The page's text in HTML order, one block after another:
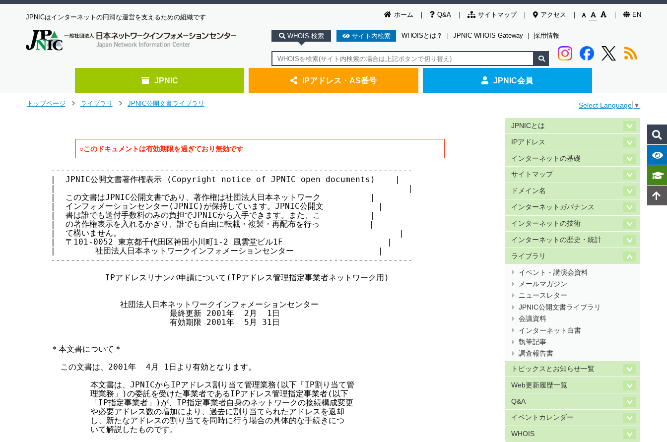
ホーム Q&A サイトマップ アクセス EN
JPNICはインターネットの円滑な運営を支えるための組織です
WHOIS 検索 サイト内検索 WHOISとは？ ｜ JPNIC WHOIS Gateway ｜ 採用情報
JPNIC IPアドレス・AS番号 JPNIC会員
トップページ
ライブラリ
JPNIC公開文書ライブラリ Select Language ▼
○このドキュメントは有効期限を過ぎており無効です
-------------------------------------------------------------------------
|  JPNIC公開文書著作権表示 (Copyright notice of JPNIC open documents)    |
|                                                                       |
|  この文書はJPNIC公開文書であり、著作権は社団法人日本ネットワーク          |
|  インフォメーションセンター(JPNIC)が保持しています。JPNIC公開文           |
|  書は誰でも送付手数料のみの負担でJPNICから入手できます。また、こ          |
|  の著作権表示を入れるかぎり、誰でも自由に転載・複製・再配布を行っ          |
|  て構いません。                                                        |
|  〒101-0052 東京都千代田区神田小川町1-2 風雲堂ビル1F                     |
|        社団法人日本ネットワークインフォメーションセンター                 |
-------------------------------------------------------------------------
           IPアドレスリナンバ申請について(IPアドレス管理指定事業者ネットワーク用)
              社団法人日本ネットワークインフォメーションセンター
                        最終更新 2001年  2月  1日
                        有効期限 2001年  5月 31日
＊本文書について＊
  この文書は、2001年  4月 1日より有効となります。
        本文書は、JPNICからIPアドレス割り当て管理業務(以下「IP割り当て管
        理業務」)の委託を受けた事業者であるIPアドレス管理指定事業者(以下
        「IP指定事業者」)が、IP指定事業者自身のネットワークの接続構成変更
        や必要アドレス数の増加により、過去に割り当てられたアドレスを返却
        し、新たなアドレスの割り当てを同時に行う場合の具体的な手続きにつ
        いて解説したものです。
JPNICとは
IPアドレス
インターネットの基礎
サイトマップ
ドメイン名
インターネットガバナンス
インターネットの技術
インターネットの歴史・統計
ライブラリ
イベント・講演会資料
メールマガジン
ニュースレター
JPNIC公開文書ライブラリ
会議資料
インターネット白書
執筆記事
調査報告書
トピックスとお知らせ一覧
Web更新履歴一覧
Q&A
イベントカレンダー
WHOIS